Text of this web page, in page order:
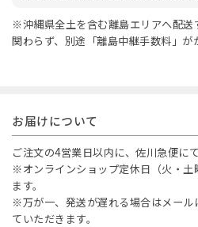
※沖縄県全土を含む離島エリアへ配送
関わらず、別途「離島中継手数料」が
お届けについて
ご注文の4営業日以内に、佐川急便に
※オンラインショップ定休日（火・土
ます。
※万が一、発送が遅れる場合はメール
ていただきます。